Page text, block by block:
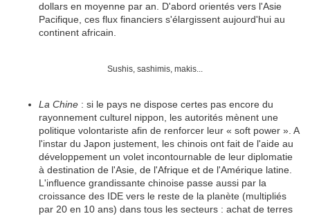
dollars en moyenne par an. D'abord orientés vers l'Asie
Pacifique, ces flux financiers s'élargissent aujourd'hui au
continent africain.
Sushis, sashimis, makis...
La Chine : si le pays ne dispose certes pas encore du
rayonnement culturel nippon, les autorités mènent une
politique volontariste afin de renforcer leur « soft power ». A
l'instar du Japon justement, les chinois ont fait de l'aide au
développement un volet incontournable de leur diplomatie
à destination de l'Asie, de l'Afrique et de l'Amérique latine.
L'influence grandissante chinoise passe aussi par la
croissance des IDE vers le reste de la planète (multipliés
par 20 en 10 ans) dans tous les secteurs : achat de terres